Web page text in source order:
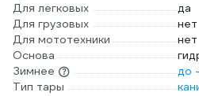
Для легковых
да
Для грузовых
нет
Для мототехники
нет
Основа
Зимнее
до
Тип тары